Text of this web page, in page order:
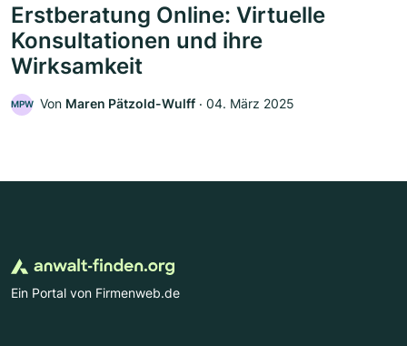
Erstberatung Online: Virtuelle
Konsultationen und ihre
Wirksamkeit
MPW Von Maren Pätzold-Wulff ‧ 04. März 2025
Ein Portal von Firmenweb.de